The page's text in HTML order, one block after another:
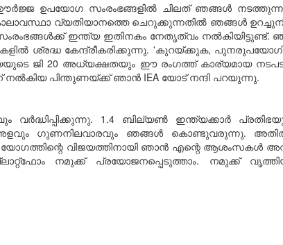
ഉപയോഗ സംരംഭങ്ങളില്‍ ചിലത് ഞങ്ങള്‍
വ്യതിയാനത്തെ ചെറുക്കുന്നതില്‍ ഞങ്ങള്‍
ഇന്ത്യ ഇതിനകം നേതൃത്വം
ശ്രദ്ധ കേന്ദ്രീകരിക്കുന്നു. 'കുറയ്ക്കുക,
ജി 20 അധ്യക്ഷതയും ഈ രംഗത്ത് കാര്യമായ
പിന്തുണയ്ക്ക് ഞാന്‍ IEA യോട് നന്ദി പറയുന്നു.
1.4 ബില്യണ്‍ ഇന്ത്യക്കാര്‍
ഗുണനിലവാരവും ഞങ്ങള്‍ കൊണ്ടുവരുന്നു.
യോഗത്തിന്റെ വിജയത്തിനായി ഞാന്‍ എന്റെ ആശംസകള്‍
നമുക്ക് പ്രയോജനപ്പെടുത്താം. നമുക്ക്